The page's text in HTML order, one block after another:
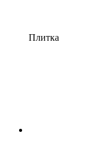
Плитка